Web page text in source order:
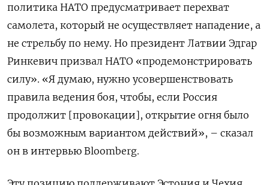
политика НАТО предусматривает перехват
самолета, который не осуществляет нападение, а
не стрельбу по нему. Но президент Латвии Эдгар
Ринкевич призвал НАТО «продемонстрировать
силу». «Я думаю, нужно усовершенствовать
правила ведения боя, чтобы, если Россия
продолжит [провокации], открытие огня было
бы возможным вариантом действий», – сказал
он в интервью Bloomberg.